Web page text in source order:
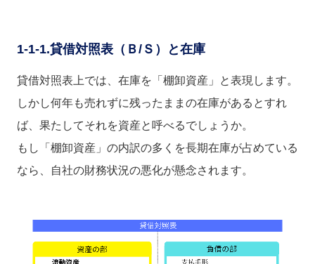
1-1-1.貸借対照表（Ｂ/Ｓ）と在庫
貸借対照表上では、在庫を「棚卸資産」と表現します。
しかし何年も売れずに残ったままの在庫があるとすれ
ば、果たしてそれを資産と呼べるでしょうか。
もし「棚卸資産」の内訳の多くを長期在庫が占めている
なら、自社の財務状況の悪化が懸念されます。